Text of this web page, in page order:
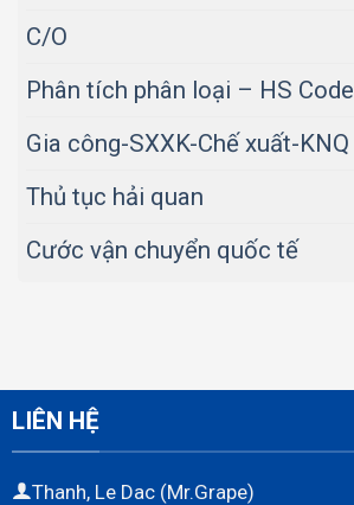
C/O
Phân tích phân loại – HS Code
Gia công-SXXK-Chế xuất-KNQ
Thủ tục hải quan
Cước vận chuyển quốc tế
LIÊN HỆ
Thanh, Le Dac (Mr.Grape)